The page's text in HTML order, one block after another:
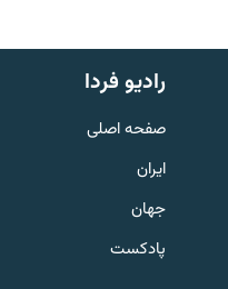
English
به ما بپیوندید
رادیو فردا
صفحه اصلی
ایران
جهان
پادکست